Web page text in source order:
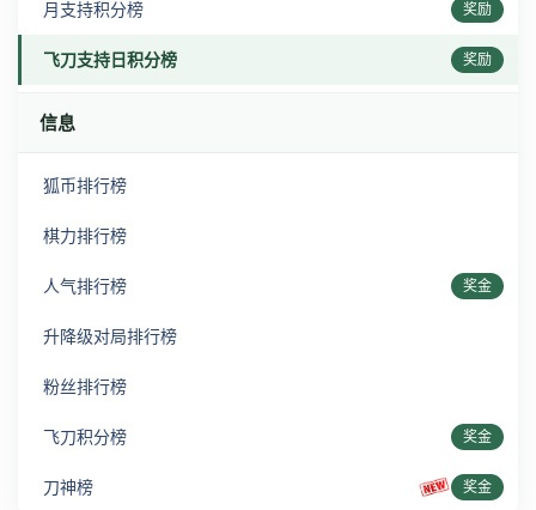
月支持积分榜 奖励
飞刀支持日积分榜 奖励
信息
狐币排行榜
棋力排行榜
人气排行榜 奖金
升降级对局排行榜
粉丝排行榜
飞刀积分榜 奖金
刀神榜 奖金